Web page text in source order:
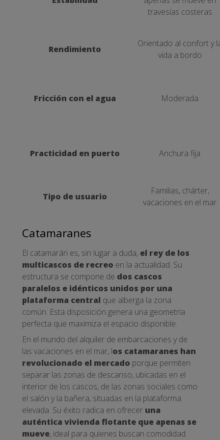
travesías costeras
Rendimiento
Orientado al confort y
vida a bordo
Fricción con el agua Moderada
Practicidad en puerto Anchura fija
Tipo de usuario
Familias, chárter,
vacaciones en el mar
Catamaranes
El catamarán es, sin lugar a duda, el rey de los
multicascos de recreo en la actualidad. Su
estructura se compone de dos cascos
paralelos e idénticos unidos por una
plataforma central que alberga la zona
común. Esta disposición genera una geometría
perfecta que maximiza el espacio disponible.
En el mundo del alquiler de embarcaciones y de
las vacaciones en el mar, los catamaranes han
revolucionado el mercado porque permiten
separar las zonas de descanso, ubicadas en el
interior de los cascos, de las zonas sociales como
el salón y la bañera, situadas en la plataforma
elevada. Su éxito radica en ofrecer una
auténtica vivienda flotante que apenas se
mueve, ideal para quienes buscan comodidad